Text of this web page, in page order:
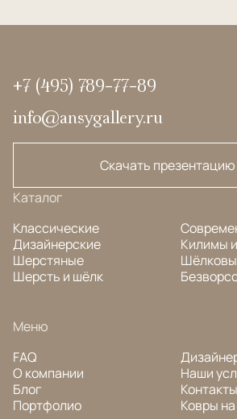
+7 (495) 789-77-89
info@ansygallery.ru
Скачать презентацию
Каталог
Классические
Дизайнерские
Шерстяные
Шерсть и шёлк
Килимы
Меню
FAQ
О компании
Блог
Портфолио
Наши
Контакты
Ковры